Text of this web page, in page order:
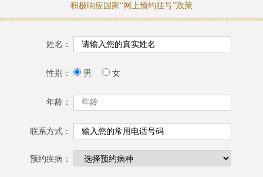
积极响应国家“网上预约挂号”政策
姓名：
性别： 男 女
年龄：
联系方式：
预约疾病：